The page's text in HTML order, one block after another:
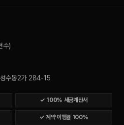
수)
성수동2가 284-15
✓ 100% 세금계산서
✓ 계약 이행률 100%